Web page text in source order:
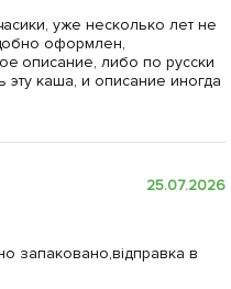
уже несколько лет не
оформлен,
описание, либо по русски
эту каша, и описание иногда
25.07.2026
запаковано,відправка в